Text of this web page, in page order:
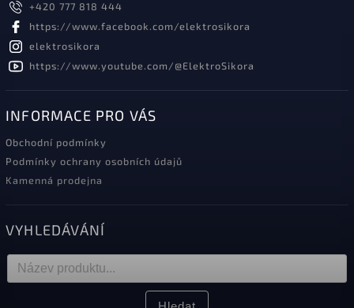
+420 777 818 444
https://www.facebook.com/elektrosikora
elektrosikora
https://www.youtube.com/@ElektroSikora
INFORMACE PRO VÁS
Obchodní podmínky
Podmínky ochrany osobních údajů
Kamenná prodejna
VYHLEDÁVÁNÍ